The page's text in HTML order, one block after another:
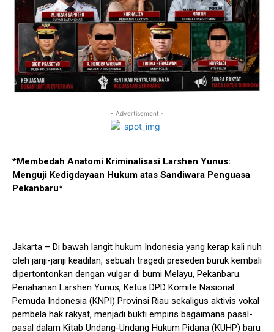
- Advertisement -
*Membedah Anatomi Kriminalisasi Larshen Yunus:
Menguji Kedigdayaan Hukum atas Sandiwara Penguasa
Pekanbaru*
Jakarta – Di bawah langit hukum Indonesia yang kerap kali riuh
oleh janji-janji keadilan, sebuah tragedi preseden buruk kembali
dipertontonkan dengan vulgar di bumi Melayu, Pekanbaru.
Penahanan Larshen Yunus, Ketua DPD Komite Nasional
Pemuda Indonesia (KNPI) Provinsi Riau sekaligus aktivis vokal
pembela hak rakyat, menjadi bukti empiris bagaimana pasal-
pasal dalam Kitab Undang-Undang Hukum Pidana (KUHP) baru